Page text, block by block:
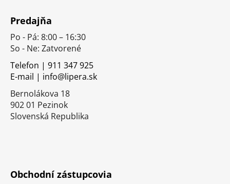
Predajňa
Po - Pá: 8:00 – 16:30
So - Ne: Zatvorené
Telefon | 911 347 925
E-mail | info@lipera.sk
Bernolákova 18
902 01 Pezinok
Slovenská Republika
Obchodní zástupcovia